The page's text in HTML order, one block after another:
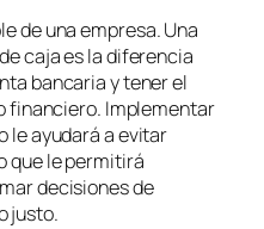
de una empresa. Una
caja es la diferencia
bancaria y tener el
financiero. Implementar
le ayudará a evitar
que le permitirá
decisiones de
justo.